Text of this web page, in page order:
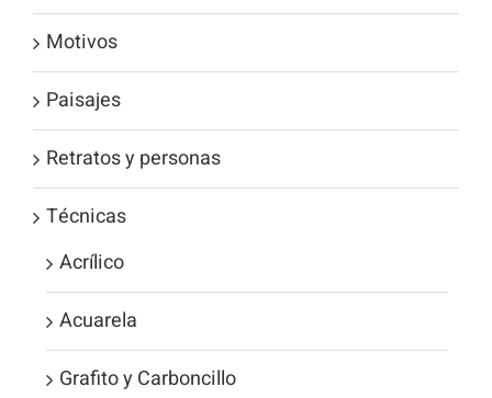
Motivos
Paisajes
Retratos y personas
Técnicas
Acrílico
Acuarela
Grafito y Carboncillo